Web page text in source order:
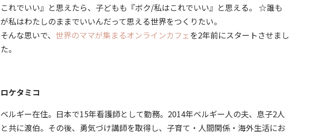
これでいい』と思えたら、子どもも『ボク/私はこれでいい』と思える。 ☆誰も
が私はわたしのままでいいんだって思える世界をつくりたい。
そんな思いで、 世界のママが集まるオンラインカフェを2年前にスタートさせまし
た。
​ロケタミコ
ベルギー在住。日本で15年看護師として勤務。2014年ベルギー人の夫、息子2人
と共に渡伯。その後、勇気づけ講師を取得し、子育て・人間関係・海外生活にお